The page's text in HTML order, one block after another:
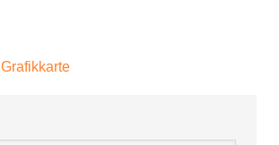
Grafikkarte